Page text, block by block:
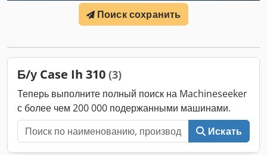
Поиск сохранить
Б/у Case Ih 310 (3)
Теперь выполните полный поиск на Machineseeker
с более чем 200 000 подержанными машинами.
Искать